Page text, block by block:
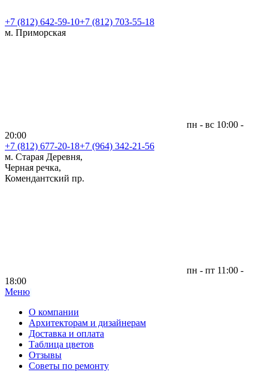
+7 (812) 642-59-10+7 (812) 703-55-18
м. Приморская
пн - вс 10:00 -
20:00
+7 (812) 677-20-18+7 (964) 342-21-56
м. Старая Деревня,
Черная речка,
Комендантский пр.
пн - пт 11:00 -
18:00
Меню|
О компании
Архитекторам и дизайнерам
Доставка и оплата
Таблица цветов
Отзывы
Советы по ремонту